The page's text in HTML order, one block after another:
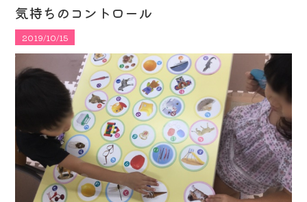
気持ちのコントロール
2019/10/15